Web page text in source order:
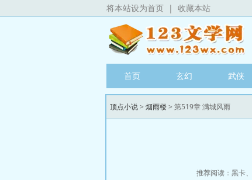
将本站设为首页 | 收藏本站
首页 玄幻 武侠
顶点小说> 烟雨楼> 第519章 满城风雨
推荐阅读： 黑卡、